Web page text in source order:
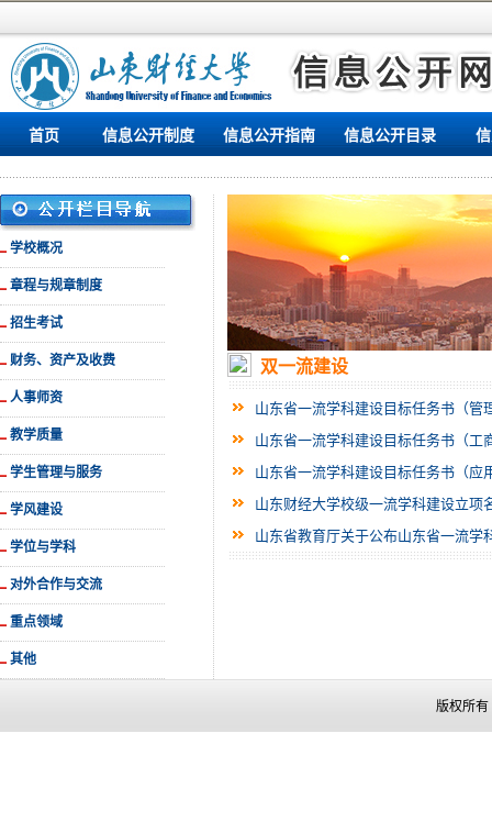
首页 信息公开制度 信息公开指南 信息公开目录
学校概况
章程与规章制度
招生考试
财务、资产及收费
人事师资
教学质量
学生管理与服务
学风建设
学位与学科
对外合作与交流
重点领域
其他
双一流建设
山东省一流学科建设目标任务书（管
山东省一流学科建设目标任务书（工
山东省一流学科建设目标任务书（应
山东财经大学校级一流学科建设立项
山东省教育厅关于公布山东省一流学
版权所